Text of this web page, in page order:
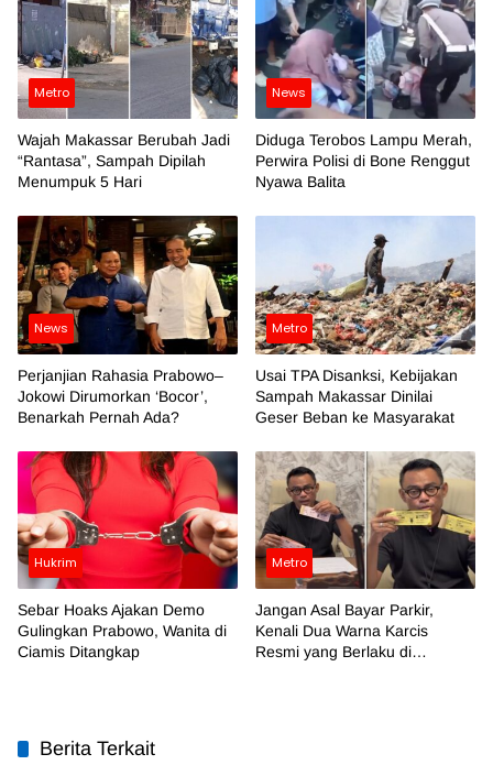
Metro
Wajah Makassar Berubah Jadi
“Rantasa”, Sampah Dipilah
Menumpuk 5 Hari
News
Diduga Terobos Lampu Merah,
Perwira Polisi di Bone Renggut
Nyawa Balita
News
Perjanjian Rahasia Prabowo–
Jokowi Dirumorkan ‘Bocor’,
Benarkah Pernah Ada?
Metro
Usai TPA Disanksi, Kebijakan
Sampah Makassar Dinilai
Geser Beban ke Masyarakat
Hukrim
Sebar Hoaks Ajakan Demo
Gulingkan Prabowo, Wanita di
Ciamis Ditangkap
Metro
Jangan Asal Bayar Parkir,
Kenali Dua Warna Karcis
Resmi yang Berlaku di
Berita Terkait